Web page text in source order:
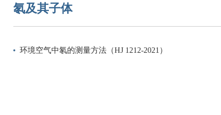
氡及其子体
环境空气中氡的测量方法（HJ 1212-2021）